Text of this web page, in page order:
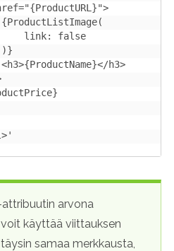
link: false
h3>
arvona
käyttää viittauksen
samaa merkkausta,